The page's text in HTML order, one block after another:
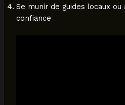
Se munir de guides locaux
confiance